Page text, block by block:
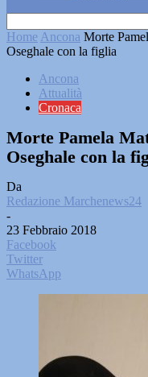
Home Ancona Morte
Oseghale con la figlia
Ancona
Attualità
Cronaca
Morte Pamela
Oseghale con la
Da
Redazione Marchenews24
-
23 Febbraio 2018
Facebook
Twitter
WhatsApp